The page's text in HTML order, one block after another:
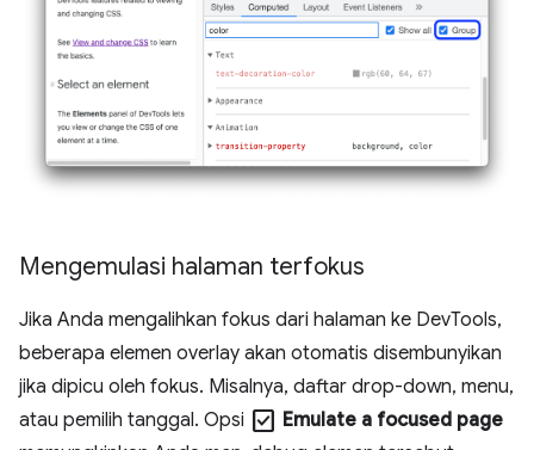
Mengemulasi halaman terfokus
Jika Anda mengalihkan fokus dari halaman ke DevTools,
beberapa elemen overlay akan otomatis disembunyikan
jika dipicu oleh fokus. Misalnya, daftar drop-down, menu,
atau pemilih tanggal. Opsi check_box Emulate a focused page